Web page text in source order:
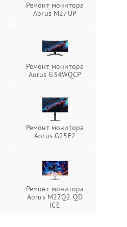
Ремонт монитора
Aorus M27UP
Ремонт монитора
Aorus G34WQCP
Ремонт монитора
Aorus G25F2
Ремонт монитора
Aorus M27Q2 QD
ICE